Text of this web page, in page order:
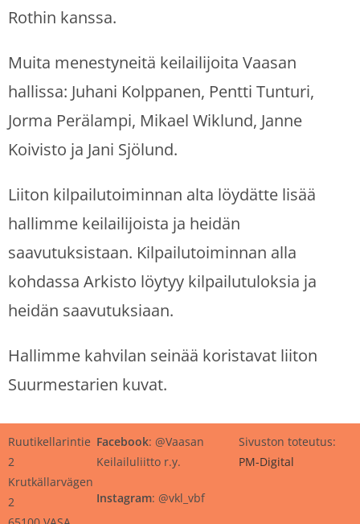
Rothin kanssa.
Muita menestyneitä keilailijoita Vaasan
hallissa: Juhani Kolppanen, Pentti Tunturi,
Jorma Perälampi, Mikael Wiklund, Janne
Koivisto ja Jani Sjölund.
Liiton kilpailutoiminnan alta löydätte lisää
hallimme keilailijoista ja heidän
saavutuksistaan. Kilpailutoiminnan alla
kohdassa Arkisto löytyy kilpailutuloksia ja
heidän saavutuksiaan.
Hallimme kahvilan seinää koristavat liiton
Suurmestarien kuvat.
Ruutikellarintie
2
Krutkällarvägen
2
Facebook: @Vaasan
Keilailuliitto r.y.
Instagram: @vkl_vbf
Sivuston toteutus:
PM-Digital